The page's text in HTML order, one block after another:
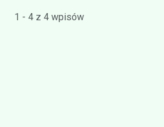
1 - 4 z 4 wpisów